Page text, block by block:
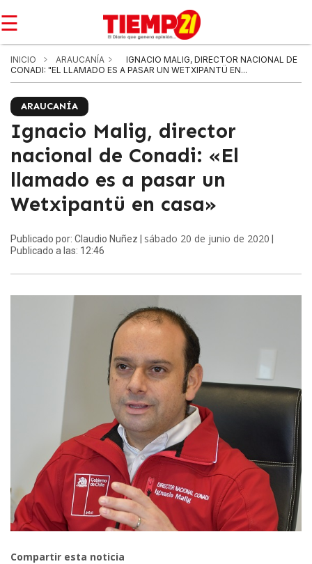
☰
INICIO ARAUCANÍA
IGNACIO MALIG, DIRECTOR NACIONAL DE
CONADI: "EL LLAMADO ES A PASAR UN WETXIPANTÜ EN...
ARAUCANÍA
Ignacio Malig, director
nacional de Conadi: «El
llamado es a pasar un
Wetxipantü en casa»
Publicado por: Claudio Nuñez | sábado 20 de junio de 2020
Publicado a las: 12:46
Compartir esta noticia